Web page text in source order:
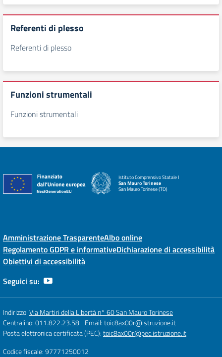
Referenti di plesso
Referenti di plesso
Funzioni strumentali
Funzioni strumentali
Istituto Comprensivo Statale I
San Mauro Torinese
San Mauro Torinese (TO)
Amministrazione TrasparenteAlbo online
Regolamento GDPR e informativeDichiarazione di accessibilità
Obiettivi di accessibilità
Seguici su:
Indirizzo:Via Martiri della Libertà n° 60 San Mauro Torinese
Centralino:011.822.23.58 Email:toic8ax00r@istruzione.it
Posta elettronica certificata (PEC):toic8ax00r@pec.istruzione.it
Codice fiscale: 97771250012